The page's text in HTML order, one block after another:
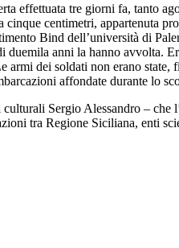
effettuata tre giorni fa, tanto
cinque centimetri, appartenuta
Bind dell’università di
anni la hanno avvolta.
dei soldati non erano
affondate durante lo
Sergio Alessandro –
tra Regione Siciliana, enti